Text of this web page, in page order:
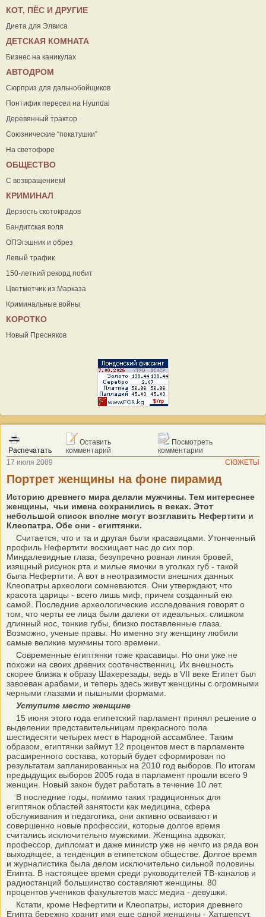
КОТ, ПЁС И ДРУГИЕ
Диета для Элвиса
ДЕТСКАЯ КОМНАТА
Бизнес на каникулах
АВТОДРОМ
Сюрприз для дальнобойщиков
Понтифик пересел на Hyundai
Деревянный трактор
Союзнические “покатушки”
На светофоре
ОБЩЕСТВО
С возвращением!
КРИМИНАЛ
Дерзость скотокрадов
Бандитская воля
ОПЭгэшник и обрез
Левый трафик
150-летний рекорд побит
Цветметчик из Марказа
Криминальные войны
КОРОТКО
Новый Пресняков
Распечатать
Оставить
комментарий
Посмотреть
комментарии
17 июля 2009
СЮЖЕТЫ
Портрет женщины на фоне пирамид
Историю древнего мира делали мужчины. Тем интереснее
женщины, чьи имена сохранились в веках. Этот
небольшой список вполне могут возглавить Нефертити и
Клеопатра. Обе они - египтянки.
Считается, что и та и другая были красавицами. Утонченный
профиль Нефертити восхищает нас до сих пор.
Миндалевидные глаза, безупречно ровная линия бровей,
изящный рисунок рта и милые ямочки в уголках губ - такой
была Нефертити. А вот в неотразимости внешних данных
Клеопатры археологи сомневаются. Они утверждают, что
красота царицы - всего лишь миф, причем созданный ею
самой. Последние археологические исследования говорят о
том, что черты ее лица были далеки от идеальных: слишком
длинный нос, тонкие губы, близко поставленные глаза.
Возможно, ученые правы. Но именно эту женщину любили
самые великие мужчины того времени.
Современные египтянки тоже красавицы. Но они уже не
похожи на своих древних соотечественниц. Их внешность
скорее близка к образу Шахерезады, ведь в VII веке Египет был
завоеван арабами, и теперь здесь живут женщины с огромными
черными глазами и пышными формами.
Уступите место женщине
15 июня этого года египетский парламент принял решение о
выделении представительницам прекрасного пола
шестидесяти четырех мест в Народной ассамблее. Таким
образом, египтянки займут 12 процентов мест в парламенте
расширенного состава, который будет сформирован по
результатам запланированных на 2010 год выборов. По итогам
предыдущих выборов 2005 года в парламент прошли всего 9
женщин. Новый закон будет работать в течение 10 лет.
В последние годы, помимо таких традиционных для
египтянок областей занятости как медицина, сфера
обслуживания и педагогика, они активно осваивают и
совершенно новые профессии, которые долгое время
считались исключительно мужскими. Женщина адвокат,
профессор, дипломат и даже министр уже не нечто из ряда вон
выходящее, а тенденция в египетском обществе. Долгое время
и журналистика была делом исключительно сильной половины
Египта. В настоящее время среди руководителей ТВ-каналов и
радиостанций большинство составляют женщины. 80
процентов учеников факультетов масс медиа - девушки.
Кстати, кроме Нефертити и Клеопатры, история древнего
Египта бережно хранит имя еще одной женщины - Хатшепсут.